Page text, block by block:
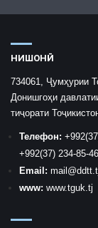
НИШОНӢ
734061, Ҷумҳурии
Донишгоҳи
тиҷорати
Телефон: +992
+992(37) 234-85-46
Email: mail
www: www.tguk.tj